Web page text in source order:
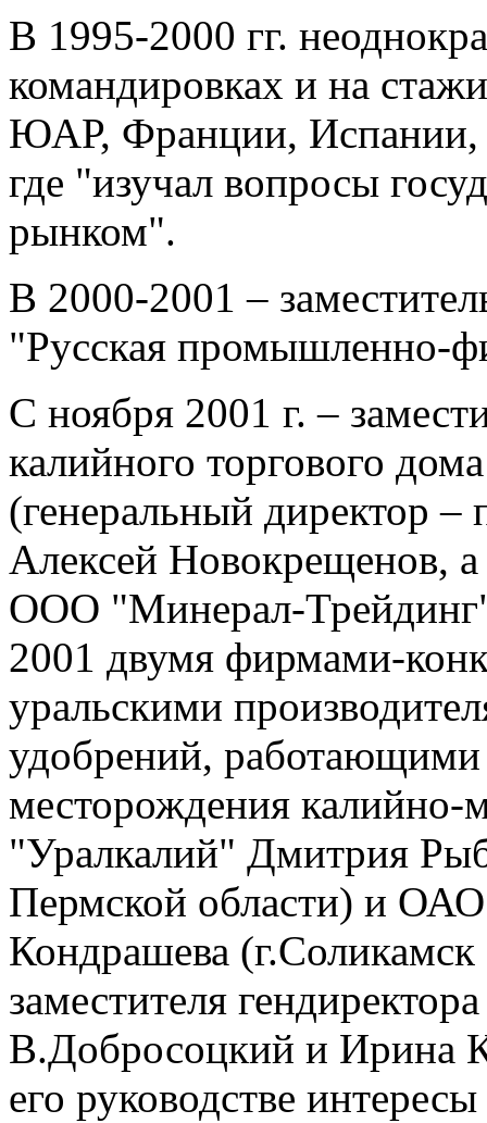
В 1995-2000 гг.
командировках и на
ЮАР, Франции, Испании,
где "изучал вопросы
рынком".
В 2000-2001 –
"Русская промышленно-
С ноября 2001 г. –
калийного торгового
(генеральный директор –
Алексей Новокрещенов,
ООО "Минерал-
2001 двумя фирмами-
уральскими
удобрений, работающими
месторождения
"Уралкалий" Дмитрия
Пермской области) и
Кондрашева
заместителя
В.Добросоцкий и Ирина
его руководстве